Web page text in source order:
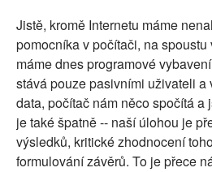
Jistě, kromě Internetu máme
pomocníka v počítači, na
máme dnes programové
stává pouze pasivními uživateli a
data, počítač nám něco spočítá a
je také špatně -- naší úlohou je
výsledků, kritické zhodnocení
formulování závěrů. To je přece